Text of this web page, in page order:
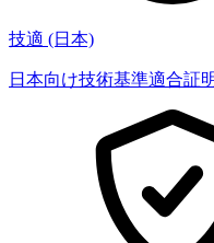
技適 (日本)
日本向け技術基準適合証